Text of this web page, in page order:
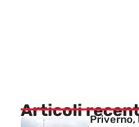
Articoli
Priverno,